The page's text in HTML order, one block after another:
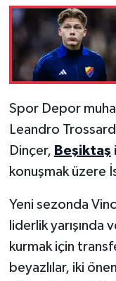
Spor Depor
Leandro Trossard
Dinçer, Beşiktaş
konuşmak üzere
Yeni sezonda
liderlik
kurmak için
beyazlılar, iki
Türkiye
Kadınlar
Diğer
Atletizm
Hentbol
At Yarışı